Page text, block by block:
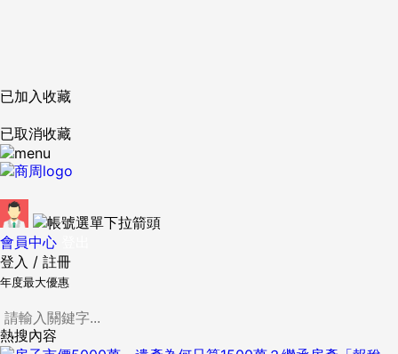
已加入收藏
已取消收藏
會員中心
登入 / 註冊
年度最大優惠
熱搜內容